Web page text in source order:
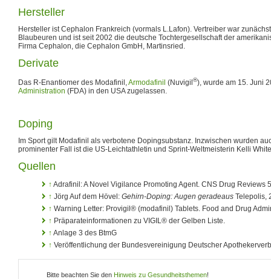
Hersteller
Hersteller ist Cephalon Frankreich (vormals L.Lafon). Vertreiber war
Blaubeuren und ist seit 2002 die deutsche Tochtergesellschaft der
Firma Cephalon, die Cephalon GmbH, Martinsried.
Derivate
Das R-Enantiomer des Modafinil,Armodafinil (Nuvigil ®), wurde am 15. Juni
Administration (FDA) in den USA zugelassen.
Doping
Im Sport gilt Modafinil als verbotene Dopingsubstanz. Inzwischen wurden
prominenter Fall ist die US-Leichtathletin und Sprint-Weltmeisterin Kelli
Quellen
↑ Adrafinil: A Novel Vigilance Promoting Agent. CNS Drug Reviews
↑ Jörg Auf dem Hövel: Gehirn-Doping: Augen geradeaus Telepolis,
↑ Warning Letter: Provigil® (modafinil) Tablets. Food and Drug
↑ Präparateinformationen zu VIGIL® der Gelben Liste.
↑ Anlage 3 des BtmG
↑ Veröffentlichung der Bundesvereinigung Deutscher
Bitte beachten Sie den Hinweis zu Gesundheitsthemen!